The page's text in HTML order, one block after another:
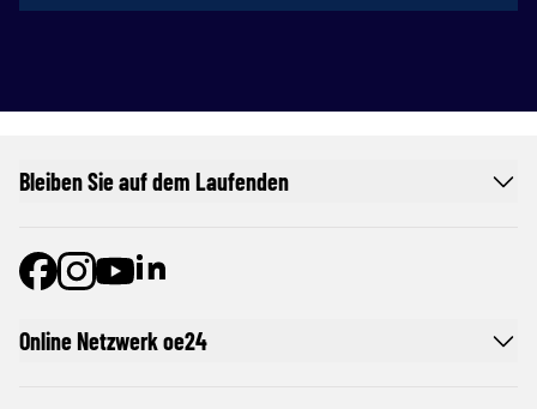
Online Netzwerk oe24
Bleiben Sie auf dem Laufenden